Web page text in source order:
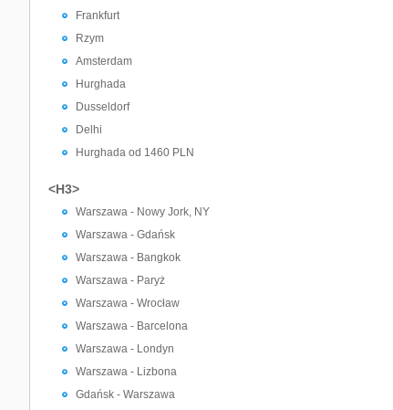
Frankfurt
Rzym
Amsterdam
Hurghada
Dusseldorf
Delhi
Hurghada od 1460 PLN
<H3>
Warszawa - Nowy Jork, NY
Warszawa - Gdańsk
Warszawa - Bangkok
Warszawa - Paryż
Warszawa - Wrocław
Warszawa - Barcelona
Warszawa - Londyn
Warszawa - Lizbona
Gdańsk - Warszawa